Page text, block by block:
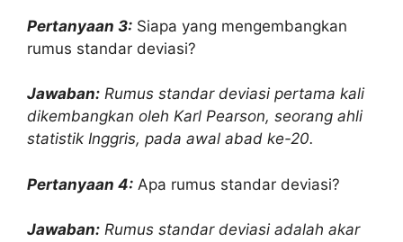
Pertanyaan 3: Siapa yang mengembangkan
rumus standar deviasi?
Jawaban: Rumus standar deviasi pertama kali
dikembangkan oleh Karl Pearson, seorang ahli
statistik Inggris, pada awal abad ke-20.
Pertanyaan 4: Apa rumus standar deviasi?
Jawaban: Rumus standar deviasi adalah akar